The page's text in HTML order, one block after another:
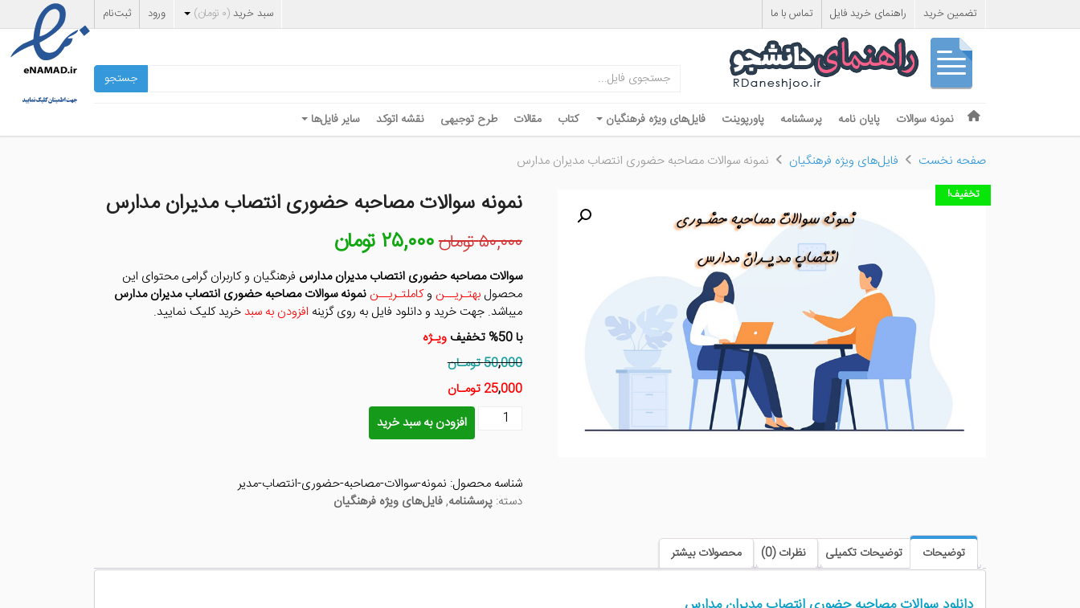
تضمین خرید راهنمای خرید فایل تماس با ما سبد خرید (۰ تومان) ورود ثبت‌نام
جستجو
Menu
Skip to content
نمونه سوالات پایان نامه پرسشنامه پاورپوینت فایل‌های ویژه فرهنگیان کتاب مقالات طرح توجیهی نقشه اتوکد سایر فایل‌ها
صفحه نخست فایل‌های ویژه فرهنگیان نمونه سوالات مصاحبه حضوری انتصاب مدیران مدارس
تخفیف! نمونه سوالات مصاحبه حضوری انتصاب مدیران مدارس
۵۰,۰۰۰تومانقیمت
اصلی
۵۰,۰۰۰ تومان
بود.
۲۵,۰۰۰تومان
۲۵,۰۰۰ تومان
است.
سوالات مصاحبه حضوری انتصاب مدیران مدارس فرهنگیان و کاربران گرامی محتوای این
محصولبهتـریــن وکاملتـریــن نمونه سوالات مصاحبه حضوری انتصاب مدیران مدارس
میباشد. جهت خرید و دانلود فایل به روی گزینه افزودن به سبدخرید کلیک نمایید.
با 50% تخفیف
ویـژه
50,000 تومـان
25,000 تومـان
نمونه
انتصاب
مدیران
افزودن به سبد خرید
شناسه محصول: نمونه-سوالات-مصاحبه-حضوری-انتصاب-مدیر
دسته:پرسشنامه,فایل‌های ویژه فرهنگیان
توضیحات توضیحات تکمیلی نظرات (0) محصولات بیشتر